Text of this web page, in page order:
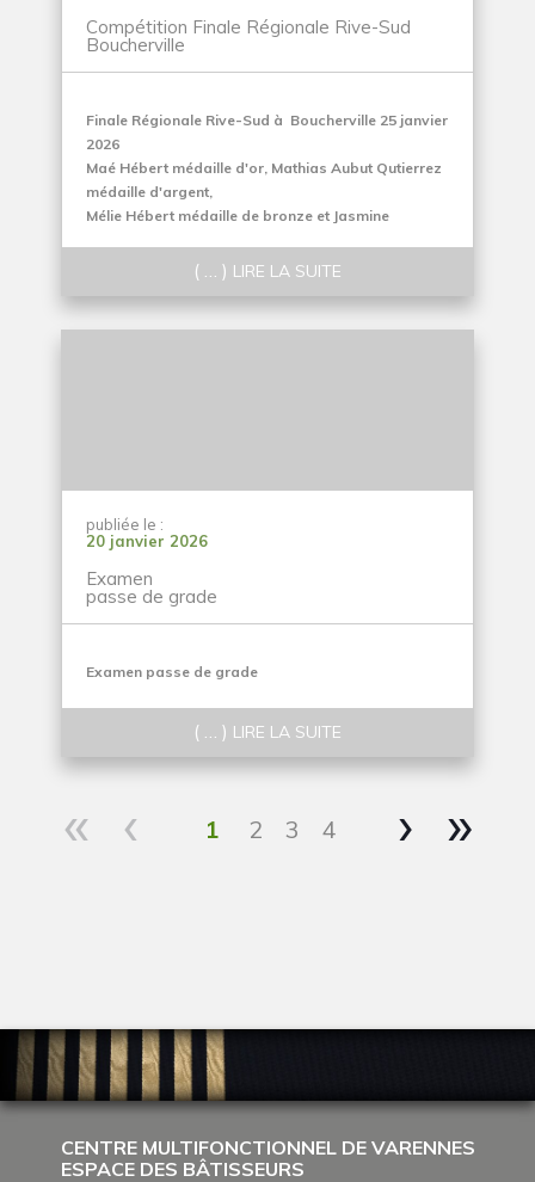
Compétition Finale Régionale Rive-Sud
Boucherville
Finale Régionale Rive-Sud à Boucherville 25 janvier
2026
Maé Hébert médaille d'or, Mathias Aubut Qutierrez
médaille d'argent,
Mélie Hébert médaille de bronze et Jasmine
( … ) LIRE LA SUITE
publiée le :
20 janvier 2026
Examen
passe de grade
Examen passe de grade
( … ) LIRE LA SUITE
« ‹ 1 2 3 4 › »
CENTRE MULTIFONCTIONNEL DE VARENNES
ESPACE DES BÂTISSEURS